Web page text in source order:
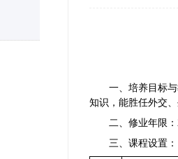
一、培养目标
知识，能胜任外交
二、修业年限：
三、 课程设置：